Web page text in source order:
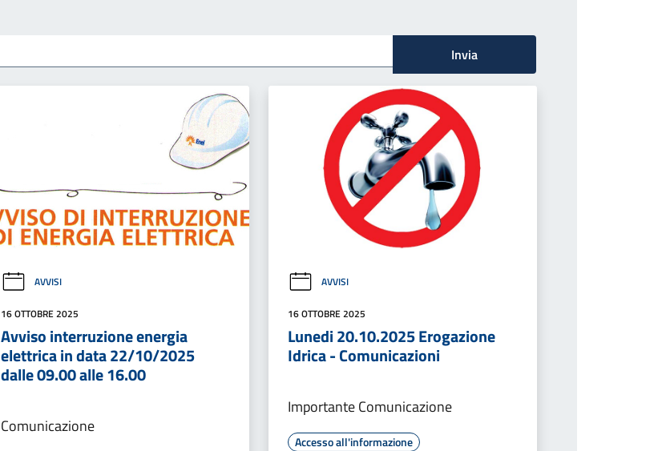
Invia
AVVISI
16 OTTOBRE 2025
Avviso interruzione energia
elettrica in data 22/10/2025
dalle 09.00 alle 16.00
Comunicazione
AVVISI
16 OTTOBRE 2025
Lunedi 20.10.2025 Erogazione
Idrica - Comunicazioni
Importante Comunicazione
Accesso all'informazione